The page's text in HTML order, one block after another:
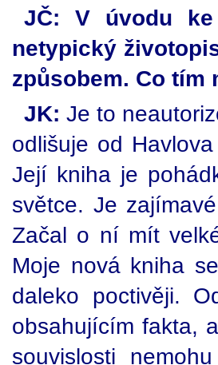
JČ: V úvodu
netypický
způsobem. Co tím
JK: Je to
odlišuje od
Její kniha je
světce. Je
Začal o ní mít
Moje nová kniha
daleko poctivěji.
obsahujícím fakta,
souvislosti